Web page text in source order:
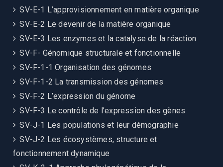
SV-E-1 L’approvisionnement en matière organique
SV-E-2 Le devenir de la matière organique
SV-E-3 Les enzymes et la catalyse de la réaction
SV-F- Génomique structurale et fonctionnelle
SV-F-1-1 Organisation des génomes
SV-F-1-2 La transmission des génomes
SV-F-2 L’expression du génome
SV-F-3 Le contrôle de l’expression des gènes
SV-J-1 Les populations et leur démographie
SV-J-2 Les écosystèmes, structure et
fonctionnement dynamique